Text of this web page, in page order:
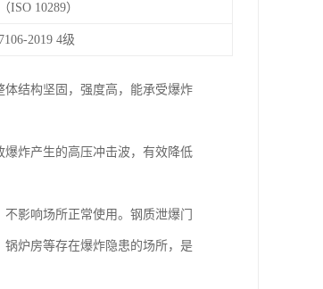
ISO 10289）
2019 4级
结构坚固，强度高，能承受爆炸
炸产生的高压冲击波，有效降低
影响场所正常使用。钢质泄爆门
炉房等存在爆炸隐患的场所，是